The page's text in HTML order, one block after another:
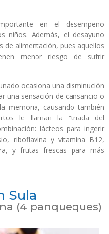
en el desempeño
niños. Además, el desayuno
de alimentación, pues aquellos
menor riesgo de sufrir
ocasiona una disminución
una sensación de cansancio o
memoria, causando también
le llaman la “triada del
lácteos para ingerir
riboflavina y vitamina B12,
y frutas frescas para más
Sula
(4 panqueques)